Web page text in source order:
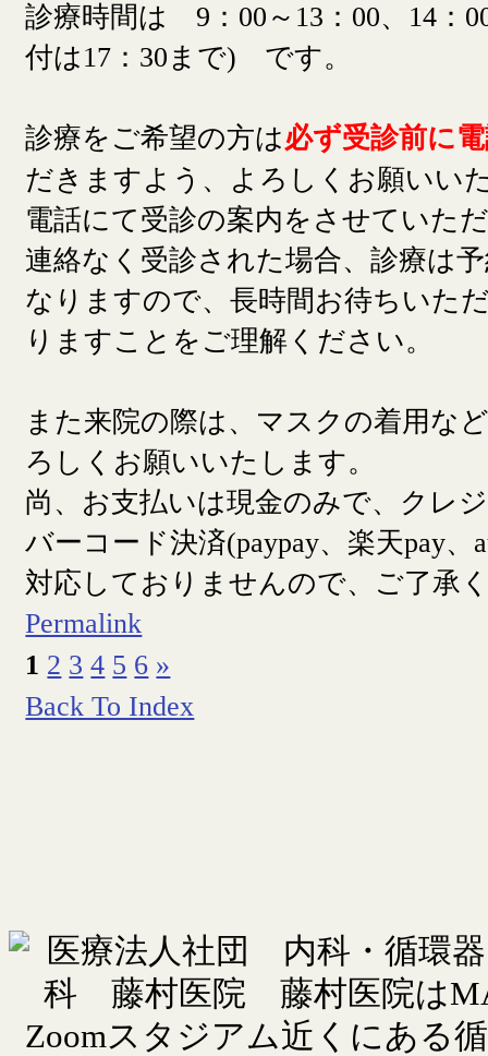
診療時間は 9：00～13：00、14：
付は17：30まで) です。
診療をご希望の方は必ず受診前に
だきますよう、よろしくお願いい
電話にて受診の案内をさせていた
連絡なく受診された場合、診療は
なりますので、長時間お待ちいた
りますことをご理解ください。
また来院の際は、マスクの着用な
ろしくお願いいたします。
尚、お支払いは現金のみで、クレ
バーコード決済(paypay、楽天pay、
対応しておりませんので、ご了承
Permalink
1 2 3 4 5 6 »
Back To Index